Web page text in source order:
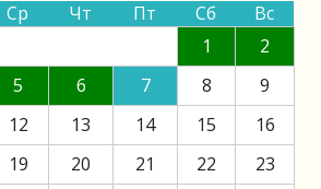
Ср Чт Пт Сб
Вс
1
2
5 6 7 8
9
12 13 14 15
16
19 20 21 22
23